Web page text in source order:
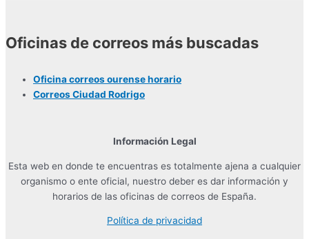
Oficinas de correos más buscadas
Oficina correos ourense horario
Correos Ciudad Rodrigo
Información Legal
Esta web en donde te encuentras es totalmente ajena a cualquier
organismo o ente oficial, nuestro deber es dar información y
horarios de las oficinas de correos de España.
Política de privacidad